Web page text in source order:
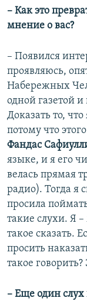
–​ Как это
мнение о вас?
– Появился
проявляюсь,
Набережных
одной газетой и
Доказать то,
потому что
Фандас
языке, и я его
велась прямая
радио). Тогда я
просила
такие слухи. Я
такое сказать.
просить
такое говорить?
–​ Еще один слух